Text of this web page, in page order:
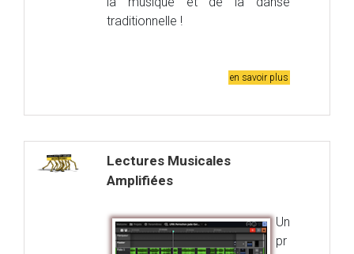
traditionnelle !
en savoir plus
Lectures Musicales
Amplifiées
Un
pr